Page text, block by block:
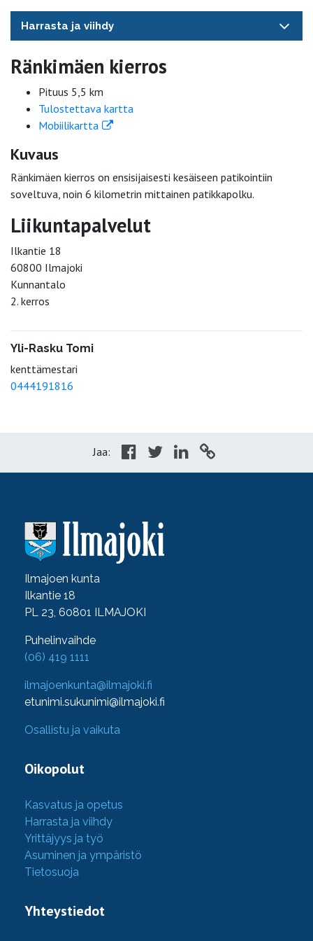
Harrasta ja viihdy
Ränkimäen kierros
Pituus 5,5 km
Tulostettava kartta
Mobiilikartta
Kuvaus
Ränkimäen kierros on ensisijaisesti kesäiseen patikointiin
soveltuva, noin 6 kilometrin mittainen patikkapolku.
Liikuntapalvelut
Ilkantie 18
60800 Ilmajoki
Kunnantalo
2. kerros
Yli-Rasku Tomi
kenttämestari
0444191816
Jaa:
Ilmajoen kunta
Ilkantie 18
PL 23, 60801 ILMAJOKI
Puhelinvaihde
(06) 419 1111
ilmajoenkunta@ilmajoki.fi
etunimi.sukunimi@ilmajoki.fi
Osallistu ja vaikuta
Oikopolut
Kasvatus ja opetus
Harrasta ja viihdy
Yrittäjyys ja työ
Asuminen ja ympäristö
Tietosuoja
Yhteystiedot